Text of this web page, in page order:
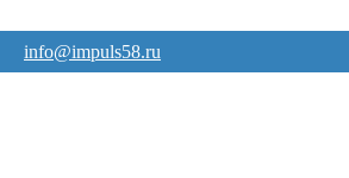
info@impuls58.ru